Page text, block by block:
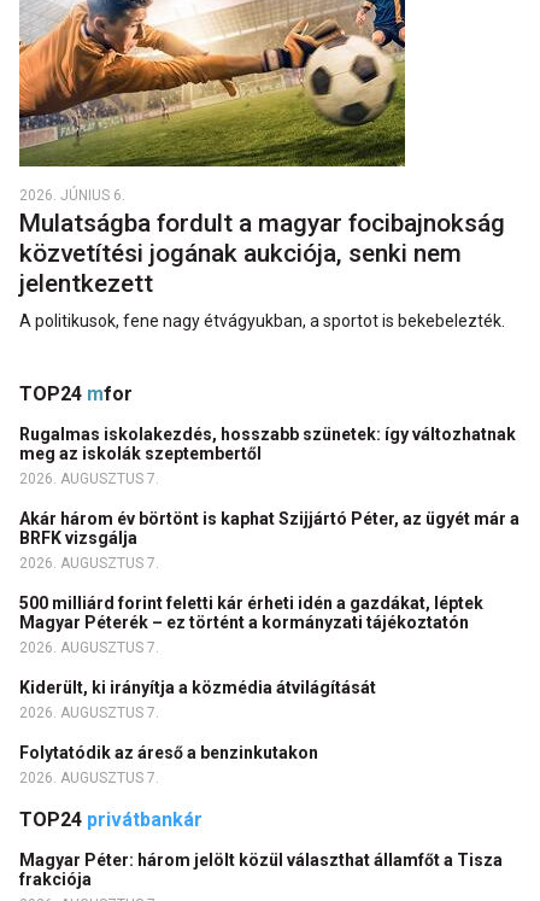
2026. JÚNIUS 6.
Mulatságba fordult a magyar focibajnokság
közvetítési jogának aukciója, senki nem
jelentkezett
A politikusok, fene nagy étvágyukban, a sportot is bekebelezték.
TOP24 mfor
Rugalmas iskolakezdés, hosszabb szünetek: így változhatnak
meg az iskolák szeptembertől
2026. AUGUSZTUS 7.
Akár három év börtönt is kaphat Szijjártó Péter, az ügyét már a
BRFK vizsgálja
2026. AUGUSZTUS 7.
500 milliárd forint feletti kár érheti idén a gazdákat, léptek
Magyar Péterék – ez történt a kormányzati tájékoztatón
2026. AUGUSZTUS 7.
Kiderült, ki irányítja a közmédia átvilágítását
2026. AUGUSZTUS 7.
Folytatódik az áreső a benzinkutakon
2026. AUGUSZTUS 7.
TOP24 privátbankár
Magyar Péter: három jelölt közül választhat államfőt a Tisza
frakciója